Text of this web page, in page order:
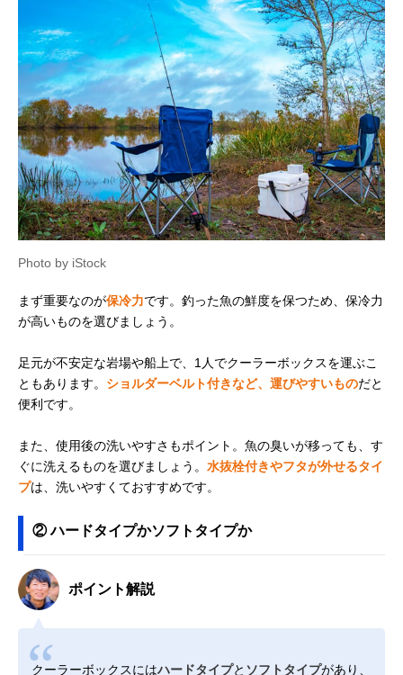
Photo by iStock
まず重要なのが保冷力です。釣った魚の鮮度を保つため、保冷力
が高いものを選びましょう。
足元が不安定な岩場や船上で、1人でクーラーボックスを運ぶこ
ともあります。 ショルダーベルト付きなど、運びやすいものだと
便利です。
また、使用後の洗いやすさもポイント。魚の臭いが移っても、す
ぐに洗えるものを選びましょう。 水抜栓付きやフタが外せるタイ
プは、洗いやすくておすすめです。
② ハードタイプかソフトタイプか
ポイント解説
クーラーボックスにはハードタイプと ソフトタイプがあり、